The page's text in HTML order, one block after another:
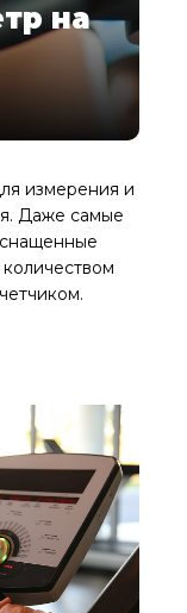
на
измерения и
Даже самые